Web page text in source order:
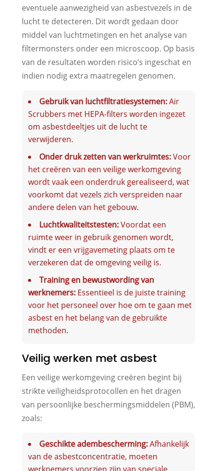
eventuele aanwezigheid van asbestvezels in de
lucht te detecteren. Dit wordt gedaan door
middel van luchtmetingen en het analyse van
filtermonsters onder een microscoop. Op basis
van de resultaten worden risico’s ingeschat en
indien nodig extra maatregelen genomen.
Gebruik van luchtfiltratiesystemen:Air
Scrubbers met HEPA-filters worden ingezet
om asbestdeeltjes uit de lucht te
verwijderen.
Onder druk zetten van werkruimtes:Voor
het creëren van een veilige werkomgeving
wordt vaak een onderdruk gerealiseerd, wat
voorkomt dat vezels zich verspreiden naar
andere delen van het gebouw.
Luchtkwaliteitstesten:Voordat een
ruimte weer in gebruik genomen wordt,
vindt er een vrijgavemeting plaats om te
verzekeren dat de omgeving veilig is.
Training en bewustwording van
werknemers:Essentieel is de juiste training
voor het personeel over hoe om te gaan met
asbest en het belang van de gebruikte
methoden.
Veilig werken met asbest
Een veilige werkomgeving creëren begint bij
strikte veiligheidsprotocollen en het dragen
van persoonlijke beschermingsmiddelen (PBM),
zoals:
Geschikte adembescherming:Afhankelijk
van de asbestconcentratie, moeten